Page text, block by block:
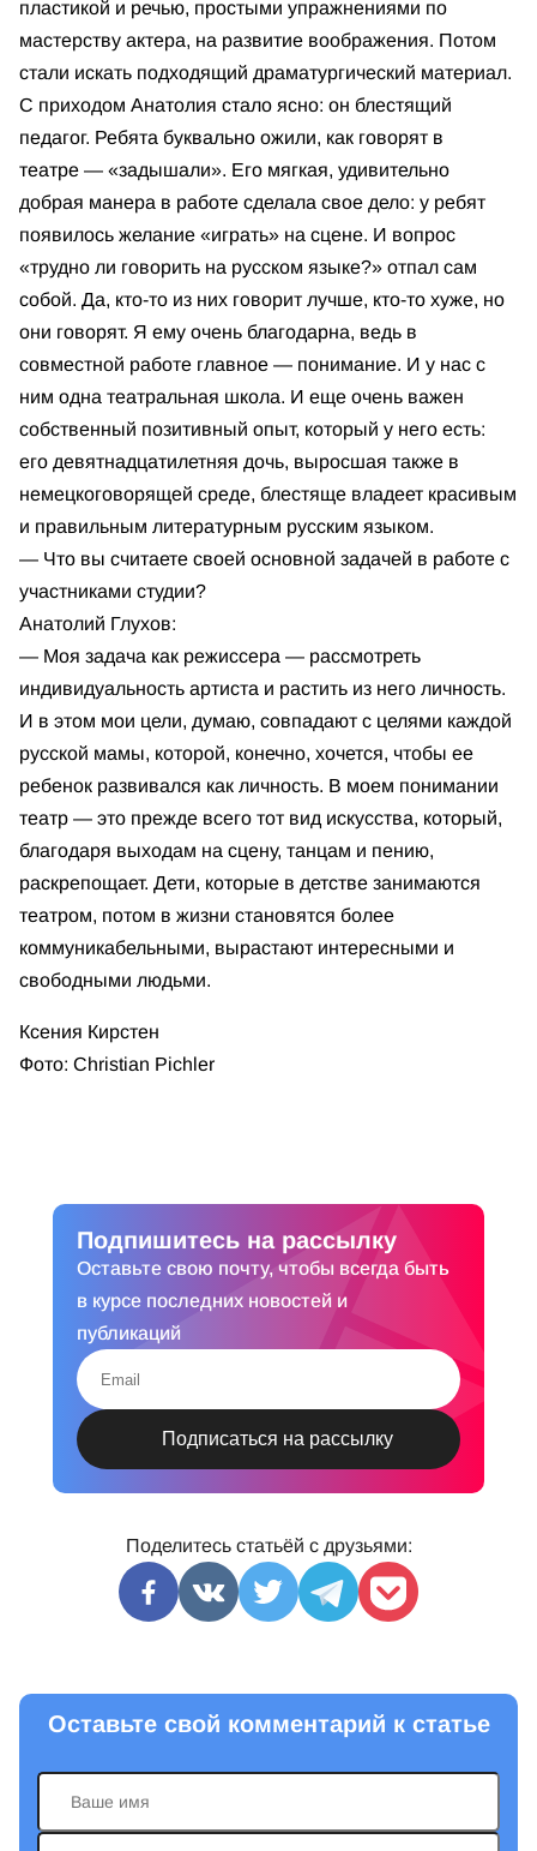
пластикой и речью, простыми упражнениями по
мастерству актера, на развитие воображения. Потом
стали искать подходящий драматургический материал.
С приходом Анатолия стало ясно: он блестящий
педагог. Ребята буквально ожили, как говорят в
театре — «задышали». Его мягкая, удивительно
добрая манера в работе сделала свое дело: у ребят
появилось желание «играть» на сцене. И вопрос
«трудно ли говорить на русском языке?» отпал сам
собой. Да, кто-то из них говорит лучше, кто-то хуже, но
они говорят. Я ему очень благодарна, ведь в
совместной работе главное — понимание. И у нас с
ним одна театральная школа. И еще очень важен
собственный позитивный опыт, который у него есть:
его девятнадцатилетняя дочь, выросшая также в
немецкоговорящей среде, блестяще владеет красивым
и правильным литературным русским языком.
— Что вы считаете своей основной задачей в работе с
участниками студии?
Анатолий Глухов:
— Моя задача как режиссера — рассмотреть
индивидуальность артиста и растить из него личность.
И в этом мои цели, думаю, совпадают с целями каждой
русской мамы, которой, конечно, хочется, чтобы ее
ребенок развивался как личность. В моем понимании
театр — это прежде всего тот вид искусства, который,
благодаря выходам на сцену, танцам и пению,
раскрепощает. Дети, которые в детстве занимаются
театром, потом в жизни становятся более
коммуникабельными, вырастают интересными и
свободными людьми.
Ксения Кирстен
Фото: Christian Pichler
Подпишитесь на рассылку
Оставьте свою почту, чтобы всегда быть
в курсе последних новостей и
публикаций
Поделитесь статьёй с друзьями:
Оставьте свой комментарий к статье